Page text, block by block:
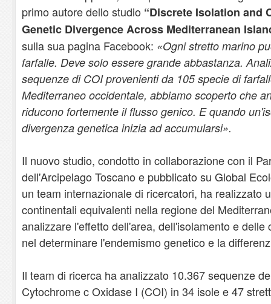
primo autore dello studio “Discrete Isolation and
Genetic Divergence Across Mediterranean
sulla sua pagina Facebook: «Ogni stretto marino
farfalle. Deve solo essere grande abbastanza.
sequenze di COI provenienti da 105 specie di
Mediterraneo occidentale, abbiamo scoperto che
riducono fortemente il flusso genico. E quando
divergenza genetica inizia ad accumularsi».
Il nuovo studio, condotto in collaborazione con il
dell'Arcipelago Toscano e pubblicato su Global
un team internazionale di ricercatori, ha realizzato
continentali equivalenti nella regione del
analizzare l'effetto dell'area, dell'isolamento e
nel determinare l'endemismo genetico e la
Il team di ricerca ha analizzato 10.367 sequenze
Cytochrome c Oxidase I (COI) in 34 isole e 47